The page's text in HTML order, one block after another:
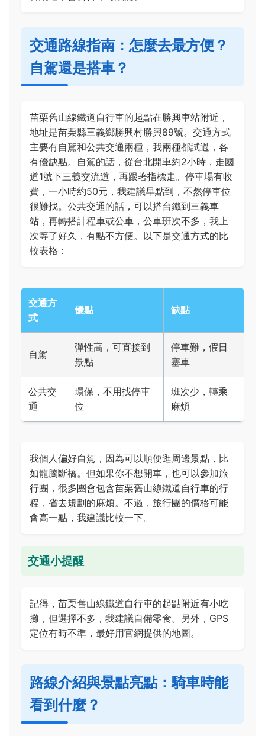
交通路線指南：怎麼去最方便？
自駕還是搭車？
苗栗舊山線鐵道自行車的起點在勝興車站附近，
地址是苗栗縣三義鄉勝興村勝興89號。交通方式
主要有自駕和公共交通兩種，我兩種都試過，各
有優缺點。自駕的話，從台北開車約2小時，走國
道1號下三義交流道，再跟著指標走。停車場有收
費，一小時約50元，我建議早點到，不然停車位
很難找。公共交通的話，可以搭台鐵到三義車
站，再轉搭計程車或公車，公車班次不多，我上
次等了好久，有點不方便。以下是交通方式的比
較表格：
交通方
式
優點 缺點
自駕
彈性高，可直接到
景點
停車難，假日
塞車
公共交
通
環保，不用找停車
位
班次少，轉乘
麻煩
我個人偏好自駕，因為可以順便逛周邊景點，比
如龍騰斷橋。但如果你不想開車，也可以參加旅
行團，很多團會包含苗栗舊山線鐵道自行車的行
程，省去規劃的麻煩。不過，旅行團的價格可能
會高一點，我建議比較一下。
交通小提醒
記得，苗栗舊山線鐵道自行車的起點附近有小吃
攤，但選擇不多，我建議自備零食。另外，GPS
定位有時不準，最好用官網提供的地圖。
路線介紹與景點亮點：騎車時能
看到什麼？